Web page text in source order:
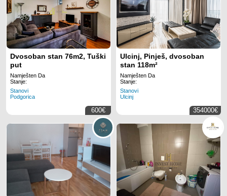
Dvosoban stan 76m2, Tuški
put
Namješten Da
Stanje:
Stanovi
Podgorica
600€
Ulcinj, Pinješ, dvosoban
stan 118m²
Namješten Da
Stanje:
Stanovi
Ulcinj
354000€